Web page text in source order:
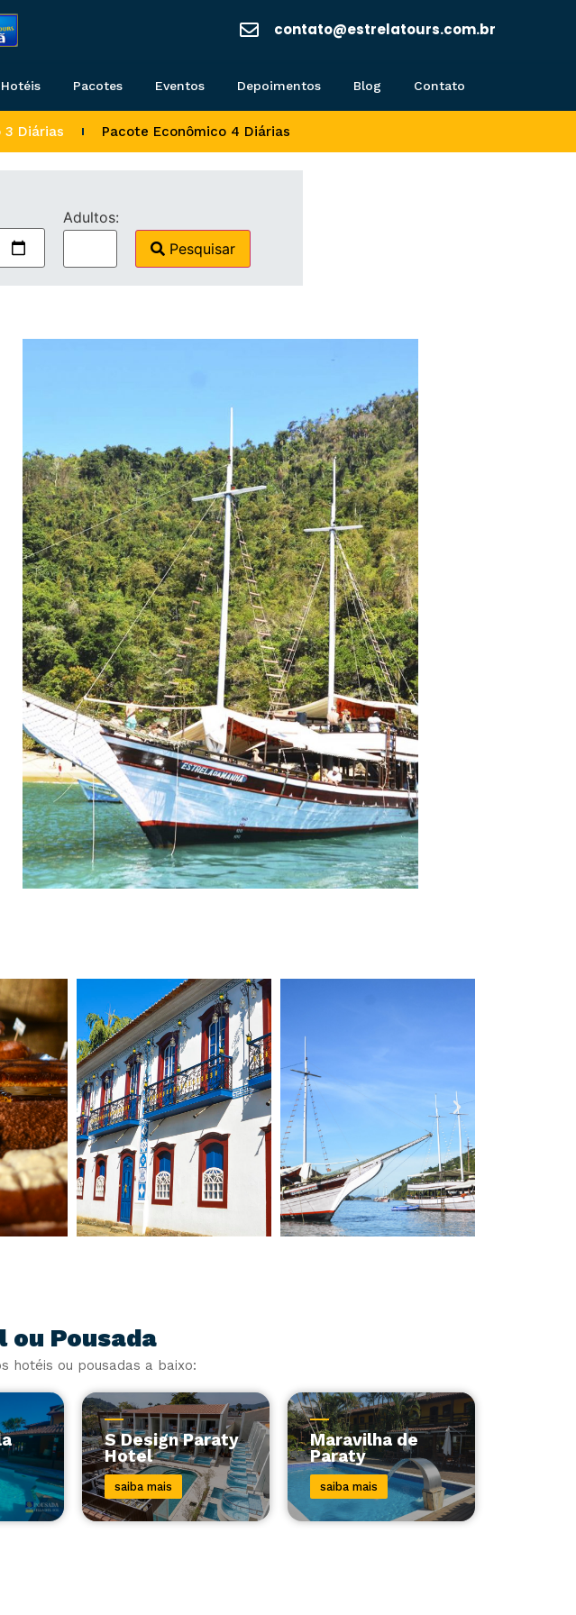
contato@estrelatours.com.br
Pacotes Eventos Depoimentos Blog Contato
3 Diárias Pacote Econômico 4 Diárias
Adultos:
Pesquisar
ou Pousada
hotéis ou pousadas a baixo:
S Design Paraty
Hotel
saiba mais
Maravilha de
Paraty
saiba mais